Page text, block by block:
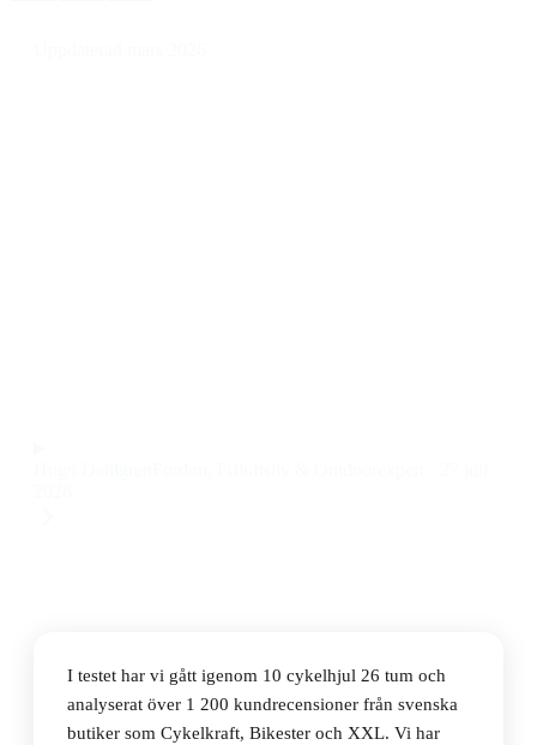
I testet har vi gått igenom 10 cykelhjul 26 tum och
analyserat över 1 200 kundrecensioner från svenska
butiker som Cykelkraft, Bikester och XXL. Vi har